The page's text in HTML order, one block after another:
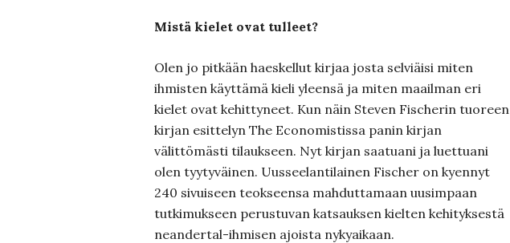
Mistä kielet ovat tulleet?
Olen jo pitkään haeskellut kirjaa josta selviäisi miten
ihmisten käyttämä kieli yleensä ja miten maailman eri
kielet ovat kehittyneet. Kun näin Steven Fischerin tuoreen
kirjan esittelyn The Economistissa panin kirjan
välittömästi tilaukseen. Nyt kirjan saatuani ja luettuani
olen tyytyväinen. Uusseelantilainen Fischer on kyennyt
240 sivuiseen teokseensa mahduttamaan uusimpaan
tutkimukseen perustuvan katsauksen kielten kehityksestä
neandertal-ihmisen ajoista nykyaikaan.